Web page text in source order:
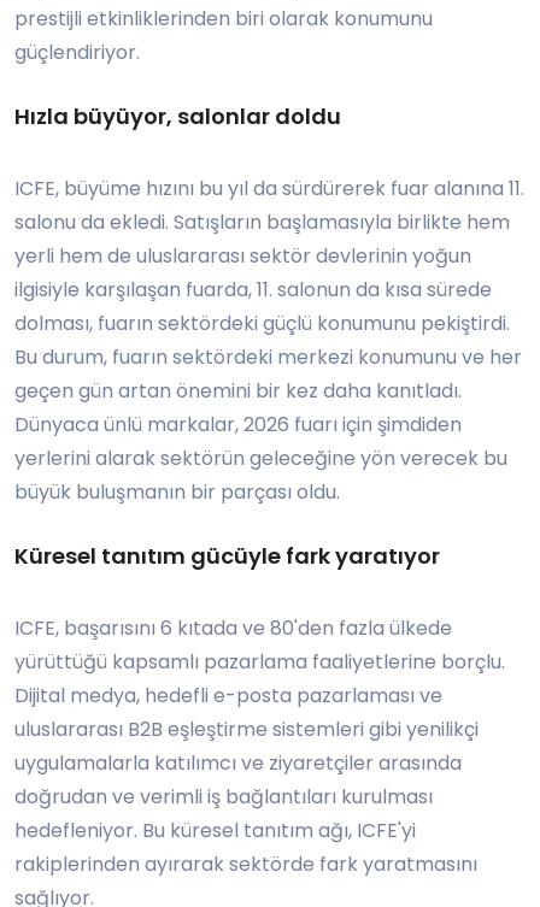
prestijli etkinliklerinden biri olarak konumunu
güçlendiriyor.
Hızla büyüyor, salonlar doldu
ICFE, büyüme hızını bu yıl da sürdürerek fuar alanına 11.
salonu da ekledi. Satışların başlamasıyla birlikte hem
yerli hem de uluslararası sektör devlerinin yoğun
ilgisiyle karşılaşan fuarda, 11. salonun da kısa sürede
dolması, fuarın sektördeki güçlü konumunu pekiştirdi.
Bu durum, fuarın sektördeki merkezi konumunu ve her
geçen gün artan önemini bir kez daha kanıtladı.
Dünyaca ünlü markalar, 2026 fuarı için şimdiden
yerlerini alarak sektörün geleceğine yön verecek bu
büyük buluşmanın bir parçası oldu.
Küresel tanıtım gücüyle fark yaratıyor
ICFE, başarısını 6 kıtada ve 80'den fazla ülkede
yürüttüğü kapsamlı pazarlama faaliyetlerine borçlu.
Dijital medya, hedefli e-posta pazarlaması ve
uluslararası B2B eşleştirme sistemleri gibi yenilikçi
uygulamalarla katılımcı ve ziyaretçiler arasında
doğrudan ve verimli iş bağlantıları kurulması
hedefleniyor. Bu küresel tanıtım ağı, ICFE'yi
rakiplerinden ayırarak sektörde fark yaratmasını
sağlıyor.